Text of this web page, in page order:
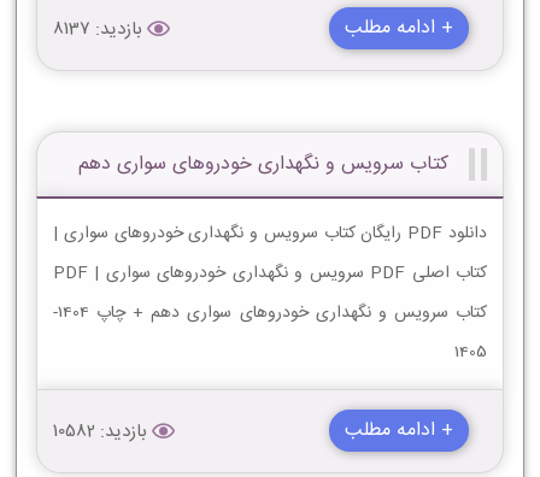
+ ادامه مطلب بازدید: 8137
کتاب سرویس و نگهداری خودروهای سواری دهم
دانلود PDF رایگان کتاب سرویس و نگهداری خودروهای سواری |
کتاب اصلی PDF سرویس و نگهداری خودروهای سواری | PDF
کتاب سرویس و نگهداری خودروهای سواری دهم + چاپ 1404-
1405
+ ادامه مطلب بازدید: 10582